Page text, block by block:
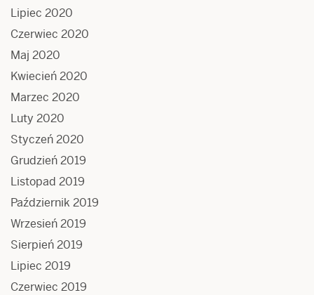
Lipiec 2020
Czerwiec 2020
Maj 2020
Kwiecień 2020
Marzec 2020
Luty 2020
Styczeń 2020
Grudzień 2019
Listopad 2019
Październik 2019
Wrzesień 2019
Sierpień 2019
Lipiec 2019
Czerwiec 2019